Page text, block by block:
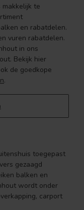
te
en rabatdelen.
vuren rabatdelen.
in ons
Bekijk hier
de goedkope
.
toegepast
gezaagd
balken en
wordt onder
carport